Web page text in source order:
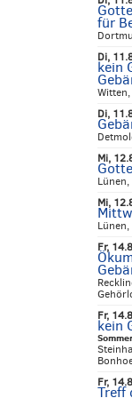
für
Di,
kein
Di,
Mi,
Mi,
Fr,
Fr,
kein
Fr,
Treff